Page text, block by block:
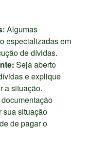
Algumas
especializadas em
de dívidas.
Seja aberto
e explique
a situação.
sua situação
de pagar o